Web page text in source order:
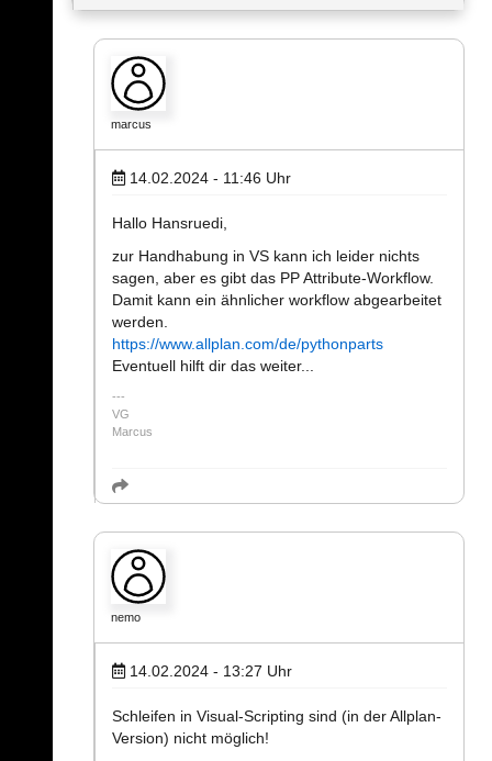
marcus
14.02.2024 - 11:46 Uhr
Hallo Hansruedi,
zur Handhabung in VS kann ich leider nichts
sagen, aber es gibt das PP Attribute-Workflow.
Damit kann ein ähnlicher workflow abgearbeitet
werden.
https://www.allplan.com/de/pythonparts
Eventuell hilft dir das weiter...
VG
Marcus
nemo
14.02.2024 - 13:27 Uhr
Schleifen in Visual-Scripting sind (in der Allplan-
Version) nicht möglich!